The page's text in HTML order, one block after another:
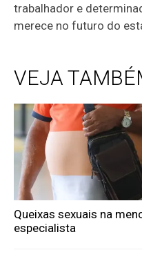
trabalhador e
merece no futuro do
VEJA
Queixas sexuais na
especialista